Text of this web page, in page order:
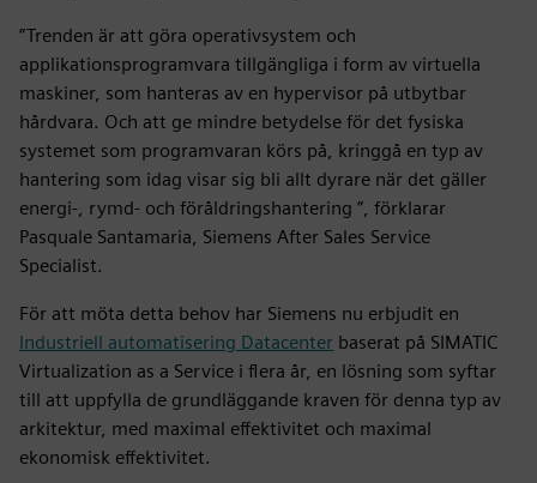
”Trenden är att göra operativsystem och
applikationsprogramvara tillgängliga i form av virtuella
maskiner, som hanteras av en hypervisor på utbytbar
hårdvara. Och att ge mindre betydelse för det fysiska
systemet som programvaran körs på, kringgå en typ av
hantering som idag visar sig bli allt dyrare när det gäller
energi-, rymd- och föråldringshantering ”, förklarar
Pasquale Santamaria, Siemens After Sales Service
Specialist.
För att möta detta behov har Siemens nu erbjudit en
Industriell automatisering Datacenter baserat på SIMATIC
Virtualization as a Service i flera år, en lösning som syftar
till att uppfylla de grundläggande kraven för denna typ av
arkitektur, med maximal effektivitet och maximal
ekonomisk effektivitet.